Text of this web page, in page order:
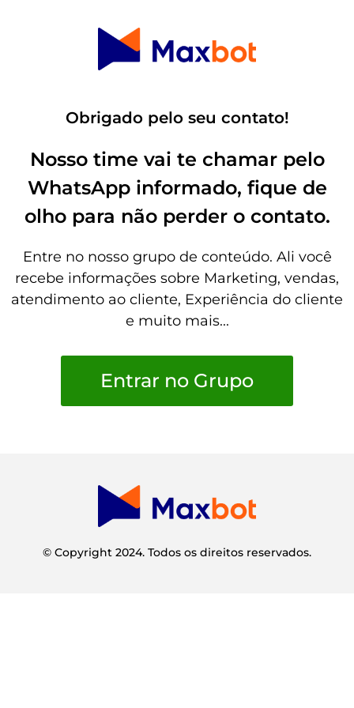
Obrigado pelo seu contato!
Nosso time vai te chamar pelo
WhatsApp informado, fique de
olho para não perder o contato.
Entre no nosso grupo de conteúdo. Ali você
recebe informações sobre Marketing, vendas,
atendimento ao cliente, Experiência do cliente
e muito mais...
Entrar no Grupo
© Copyright 2024. Todos os direitos reservados.